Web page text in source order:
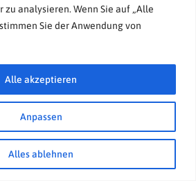
zu analysieren. Wenn Sie auf „Alle
Sie der Anwendung von
Anpassen
Alles ablehnen
Alle akzeptieren
STERZING 2023